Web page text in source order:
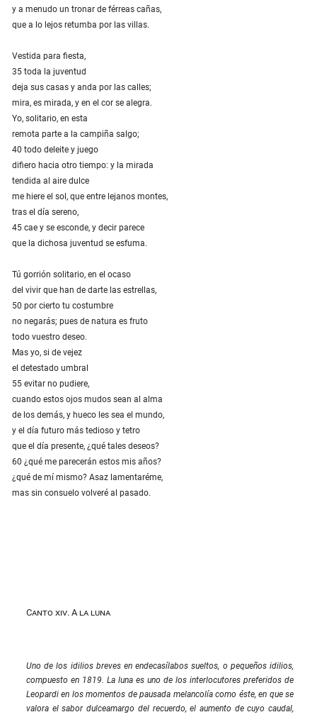
y a menudo un tronar de férreas cañas,
que a lo lejos retumba por las villas.
Vestida para fiesta,
35 toda la juventud
deja sus casas y anda por las calles;
mira, es mirada, y en el cor se alegra.
Yo, solitario, en esta
remota parte a la campiña salgo;
40 todo deleite y juego
difiero hacia otro tiempo: y la mirada
tendida al aire dulce
me hiere el sol, que entre lejanos montes,
tras el día sereno,
45 cae y se esconde, y decir parece
que la dichosa juventud se esfuma.
Tú gorrión solitario, en el ocaso
del vivir que han de darte las estrellas,
50 por cierto tu costumbre
no negarás; pues de natura es fruto
todo vuestro deseo.
Mas yo, si de vejez
el detestado umbral
55 evitar no pudiere,
cuando estos ojos mudos sean al alma
de los demás, y hueco les sea el mundo,
y el día futuro más tedioso y tetro
que el día presente, ¿qué tales deseos?
60 ¿qué me parecerán estos mis años?
¿qué de mí mismo? Asaz lamentaréme,
mas sin consuelo volveré al pasado.
Canto xiv. A la luna
Uno de los idilios breves en endecasílabos sueltos, o pequeños idilios,
compuesto en 1819. La luna es uno de los interlocutores preferidos de
Leopardi en los momentos de pausada melancolía como éste, en que se
valora el sabor dulceamargo del recuerdo, el aumento de cuyo caudal,